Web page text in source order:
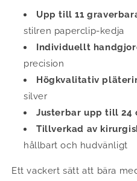
Upp till 11
stilren paperclip-kedja
Individuellt
precision
Högkvalitativ
silver
Justerbar upp till 24
Tillverkad av
hållbart och hudvänligt
Ett vackert sätt att bära